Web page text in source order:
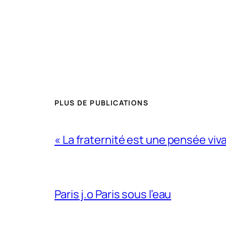
PLUS DE PUBLICATIONS
« La fraternité est une pensée
Paris j.o Paris sous l’eau